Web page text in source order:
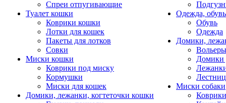
Спреи отпугивающие
Туалет кошки
Коврики кошки
Лотки для кошек
Пакеты для лотков
Совки
Миски кошки
Коврики под миску
Кормушки
Миски для кошек
Домики, лежанки, когтеточки кошки
Одежда, обувь
Обувь
Одежда
Домики,
Домики
Миски собаки